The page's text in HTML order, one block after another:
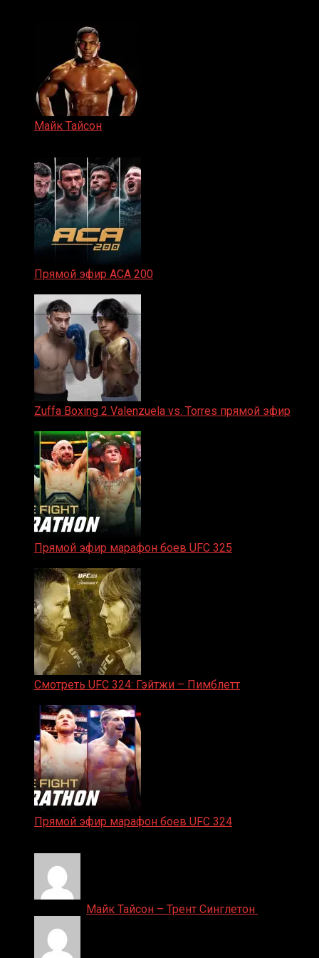
Майк Тайсон
Прямой эфир ACA 200
Zuffa Boxing 2 Valenzuela vs. Torres прямой эфир
Прямой эфир марафон боев UFC 325
Смотреть UFC 324: Гэйтжи – Пимблетт
Прямой эфир марафон боев UFC 324
Майк Тайсон – Трент Синглетон